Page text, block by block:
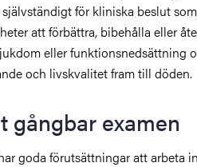
för kliniska beslut
att förbättra, bibehålla eller
eller funktionsnedsättning
och livskvalitet fram till döden.
gångbar examen
goda förutsättningar att arbeta